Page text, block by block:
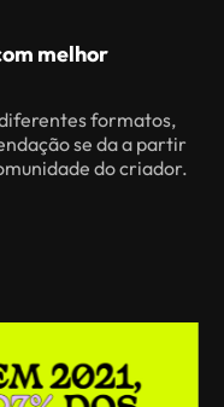
melhor
formatos,
se da a partir
do criador.